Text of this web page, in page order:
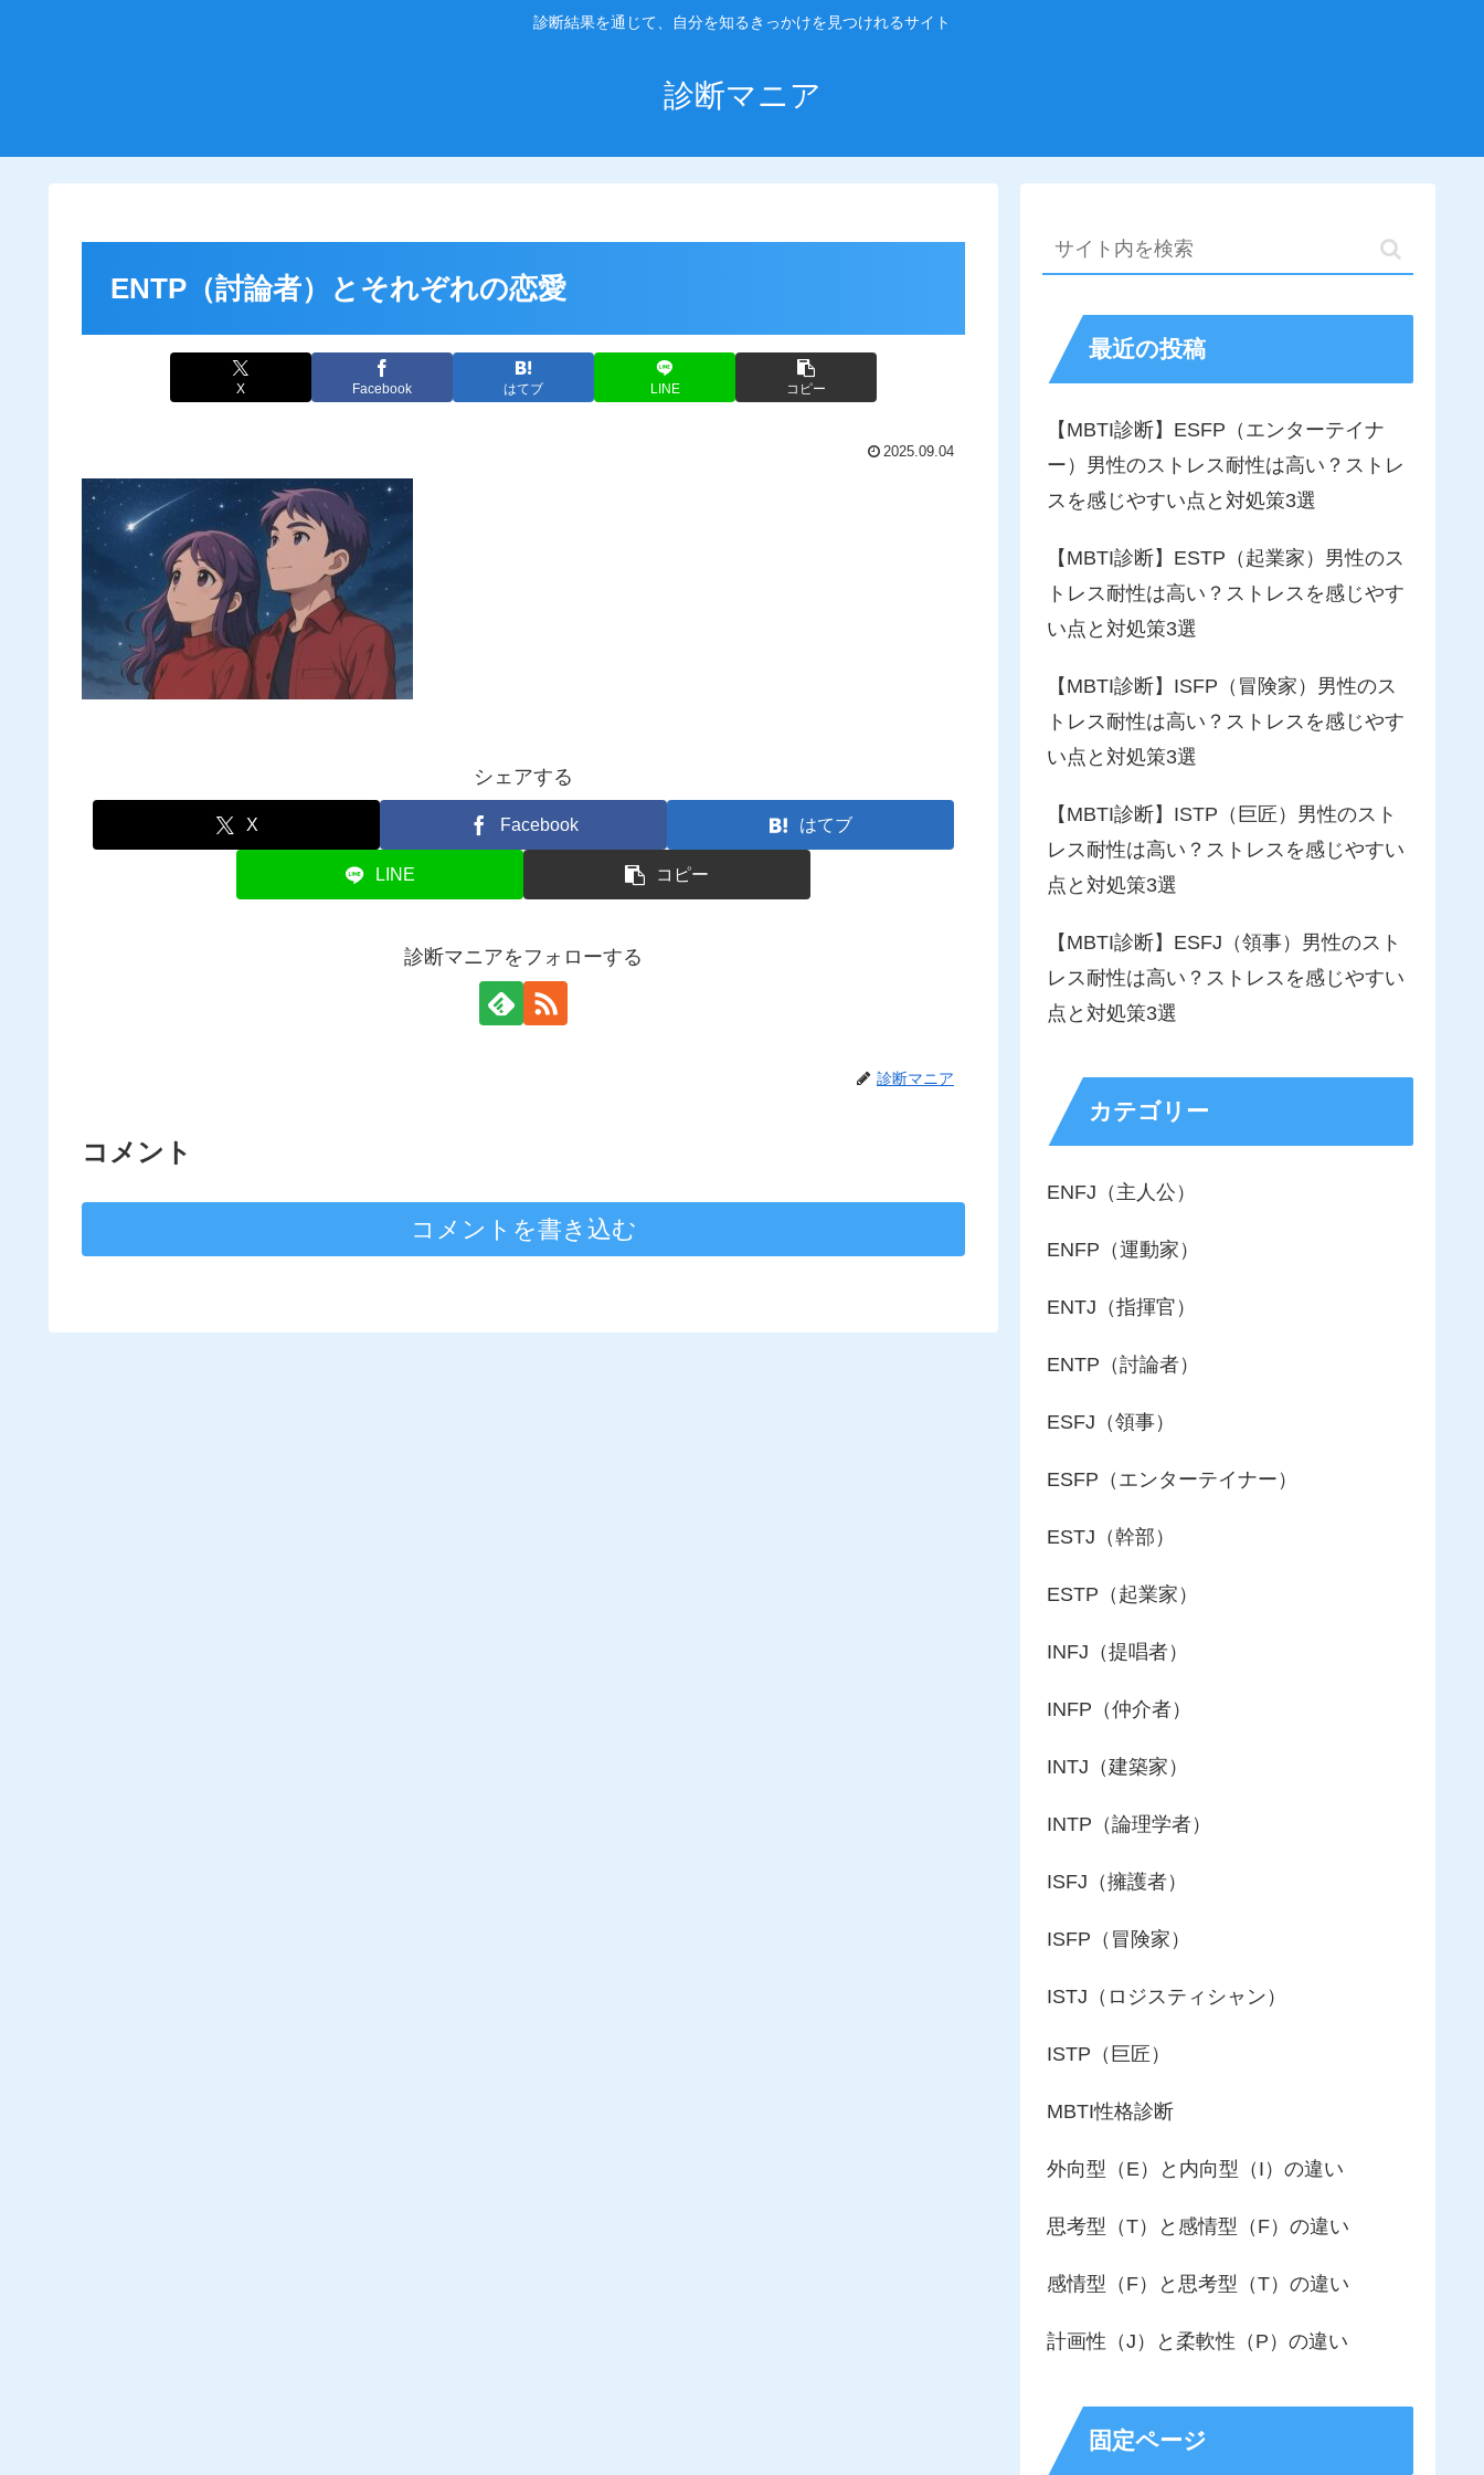
診断結果を通じて、自分を知るきっかけを見つけれるサイト
診断マニア
ENTP（討論者）とそれぞれの恋愛
X Facebook はてブ LINE コピー
2025.09.04
シェアする
X Facebook はてブ
LINE コピー
診断マニアをフォローする
診断マニア
コメント
コメントを書き込む
最近の投稿
【MBTI診断】ESFP（エンターテイナ
ー）男性のストレス耐性は高い？ストレ
スを感じやすい点と対処策3選
【MBTI診断】ESTP（起業家）男性のス
トレス耐性は高い？ストレスを感じやす
い点と対処策3選
【MBTI診断】ISFP（冒険家）男性のス
トレス耐性は高い？ストレスを感じやす
い点と対処策3選
【MBTI診断】ISTP（巨匠）男性のスト
レス耐性は高い？ストレスを感じやすい
点と対処策3選
【MBTI診断】ESFJ（領事）男性のスト
レス耐性は高い？ストレスを感じやすい
点と対処策3選
カテゴリー
ENFJ（主人公）
ENFP（運動家）
ENTJ（指揮官）
ENTP（討論者）
ESFJ（領事）
ESFP（エンターテイナー）
ESTJ（幹部）
ESTP（起業家）
INFJ（提唱者）
INFP（仲介者）
INTJ（建築家）
INTP（論理学者）
ISFJ（擁護者）
ISFP（冒険家）
ISTJ（ロジスティシャン）
ISTP（巨匠）
MBTI性格診断
外向型（E）と内向型（I）の違い
思考型（T）と感情型（F）の違い
感情型（F）と思考型（T）の違い
計画性（J）と柔軟性（P）の違い
固定ページ